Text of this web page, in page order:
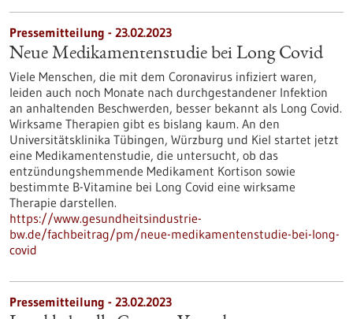
Pressemitteilung - 23.02.2023
Neue Medikamentenstudie bei Long Covid
Viele Menschen, die mit dem Coronavirus infiziert waren,
leiden auch noch Monate nach durchgestandener Infektion
an anhaltenden Beschwerden, besser bekannt als Long Covid.
Wirksame Therapien gibt es bislang kaum. An den
Universitätsklinika Tübingen, Würzburg und Kiel startet jetzt
eine Medikamentenstudie, die untersucht, ob das
entzündungshemmende Medikament Kortison sowie
bestimmte B-Vitamine bei Long Covid eine wirksame
Therapie darstellen.
https://www.gesundheitsindustrie-
bw.de/fachbeitrag/pm/neue-medikamentenstudie-bei-long-
covid
Pressemitteilung - 23.02.2023